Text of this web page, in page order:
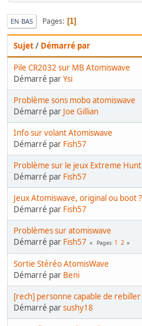
EN BAS Pages 1
Sujet/ Démarré par
Pile CR2032 sur MB Atomiswave
Démarré parYsi
Problème sons mobo atomiswave
Démarré par Joe Gillian
Info sur volant Atomiswave
Démarré par Fish57
Problème sur le jeux Extreme
Démarré par Fish57
Jeux Atomiswave, original ou boot ?
Démarré par Fish57
Problèmes sur atomiswave
Démarré par Fish57 Pages 1 2
Sortie Stéréo AtomisWave
Démarré par Beni
[rech] personne capable de
Démarré parsushy18